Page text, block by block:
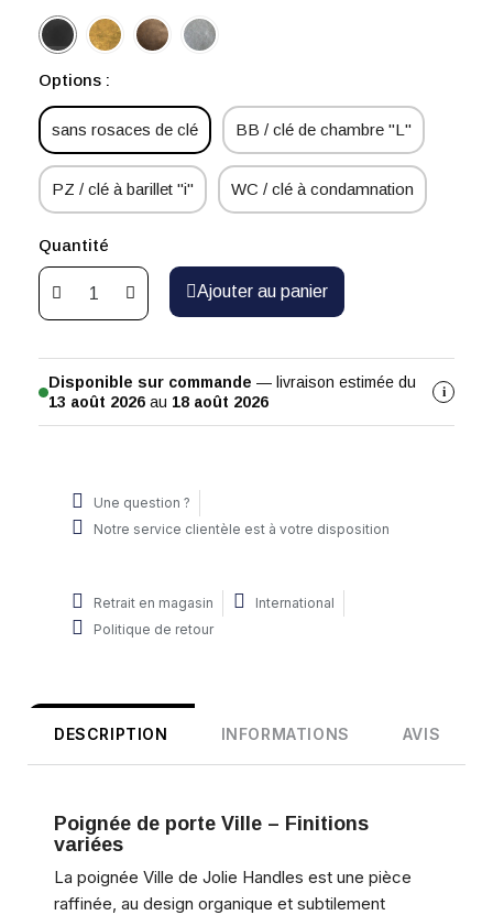
Options :
sans rosaces de clé BB / clé de chambre "L"
PZ / clé à barillet "i" WC / clé à condamnation
Quantité
Ajouter au panier
Disponible sur commande — livraison estimée du
13 août 2026 au 18 août 2026
i
Une question ?
Notre service clientèle est à votre disposition
Retrait en magasin
International
Politique de retour
DESCRIPTION INFORMATIONS AVIS
Poignée de porte Ville – Finitions
variées
La poignée Ville de Jolie Handles est une pièce
raffinée, au design organique et subtilement